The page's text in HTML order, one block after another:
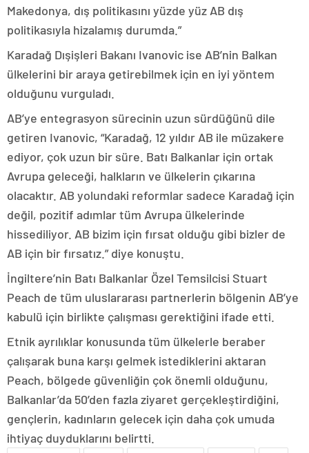
Makedonya, dış politikasını yüzde yüz AB dış
politikasıyla hizalamış durumda.”
Karadağ Dışişleri Bakanı Ivanovic ise AB’nin Balkan
ülkelerini bir araya getirebilmek için en iyi yöntem
olduğunu vurguladı.
AB’ye entegrasyon sürecinin uzun sürdüğünü dile
getiren Ivanovic, “Karadağ, 12 yıldır AB ile müzakere
ediyor, çok uzun bir süre. Batı Balkanlar için ortak
Avrupa geleceği, halkların ve ülkelerin çıkarına
olacaktır. AB yolundaki reformlar sadece Karadağ için
değil, pozitif adımlar tüm Avrupa ülkelerinde
hissediliyor. AB bizim için fırsat olduğu gibi bizler de
AB için bir fırsatız.” diye konuştu.
İngiltere’nin Batı Balkanlar Özel Temsilcisi Stuart
Peach de tüm uluslararası partnerlerin bölgenin AB’ye
kabulü için birlikte çalışması gerektiğini ifade etti.
Etnik ayrılıklar konusunda tüm ülkelerle beraber
çalışarak buna karşı gelmek istediklerini aktaran
Peach, bölgede güvenliğin çok önemli olduğunu,
Balkanlar’da 50’den fazla ziyaret gerçekleştirdiğini,
gençlerin, kadınların gelecek için daha çok umuda
ihtiyaç duyduklarını belirtti.